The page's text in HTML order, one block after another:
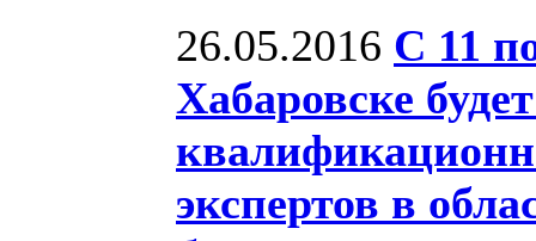
26.05.2016 C 11
Хабаровске
экспертов в